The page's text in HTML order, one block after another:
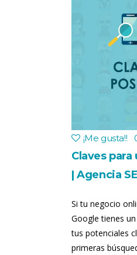
¡Me gusta!!
Claves
| Agencia
Si tu negocio
Google tienes
tus potenciales
primeras